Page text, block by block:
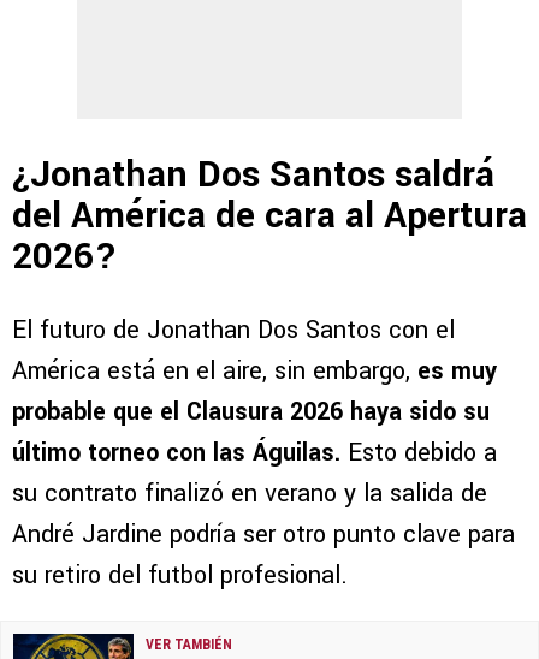
¿Jonathan Dos Santos saldrá
del América de cara al Apertura
2026?
El futuro de Jonathan Dos Santos con el
América está en el aire, sin embargo, es muy
probable que el Clausura 2026 haya sido su
último torneo con las Águilas. Esto debido a
su contrato finalizó en verano y la salida de
André Jardine podría ser otro punto clave para
su retiro del futbol profesional.
VER TAMBIÉN